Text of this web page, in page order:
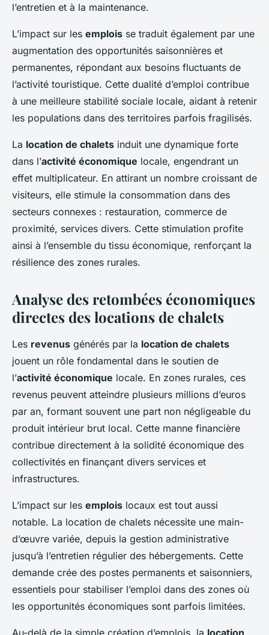
l’entretien et à la maintenance.
L’impact sur les emplois se traduit également par une
augmentation des opportunités saisonnières et
permanentes, répondant aux besoins fluctuants de
l’activité touristique. Cette dualité d’emploi contribue
à une meilleure stabilité sociale locale, aidant à retenir
les populations dans des territoires parfois fragilisés.
La location de chalets induit une dynamique forte
dans l’activité économique locale, engendrant un
effet multiplicateur. En attirant un nombre croissant de
visiteurs, elle stimule la consommation dans des
secteurs connexes : restauration, commerce de
proximité, services divers. Cette stimulation profite
ainsi à l’ensemble du tissu économique, renforçant la
résilience des zones rurales.
Analyse des retombées économiques
directes des locations de chalets
Les revenus générés par la location de chalets
jouent un rôle fondamental dans le soutien de
l’activité économique locale. En zones rurales, ces
revenus peuvent atteindre plusieurs millions d’euros
par an, formant souvent une part non négligeable du
produit intérieur brut local. Cette manne financière
contribue directement à la solidité économique des
collectivités en finançant divers services et
infrastructures.
L’impact sur les emplois locaux est tout aussi
notable. La location de chalets nécessite une main-
d’œuvre variée, depuis la gestion administrative
jusqu’à l’entretien régulier des hébergements. Cette
demande crée des postes permanents et saisonniers,
essentiels pour stabiliser l’emploi dans des zones où
les opportunités économiques sont parfois limitées.